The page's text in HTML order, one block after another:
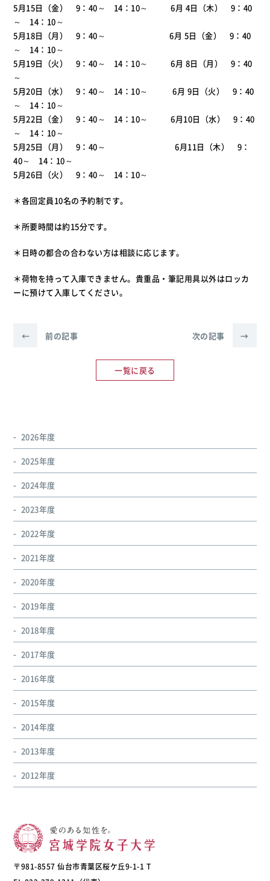
5月15日（金） 9：40～ 14：10～ 6月 4日（木） 9：40
～ 14：10～
5月18日（月） 9：40～ 6月 5日（金） 9：40
～ 14：10～
5月19日（火） 9：40～ 14：10～ 6月 8日（月） 9：40
～
5月20日（水） 9：40～ 14：10～ 6月 9日（火） 9：40
～ 14：10～
5月22日（金） 9：40～ 14：10～ 6月10日（水） 9：40
～ 14：10～
5月25日（月） 9：40～ 6月11日（木） 9：
40～ 14：10～
5月26日（火） 9：40～ 14：10～
＊各回定員10名の予約制です。
＊所要時間は約15分です。
＊日時の都合の合わない方は相談に応じます。
＊荷物を持って入庫できません。貴重品・筆記用具以外はロッカ
ーに預けて入庫してください。
← 前の記事
一覧に戻る
次の記事 →
2026年度
2025年度
2024年度
2023年度
2022年度
2021年度
2020年度
2019年度
2018年度
2017年度
2016年度
2015年度
2014年度
2013年度
2012年度
〒981-8557 仙台市青葉区桜ケ丘9-1-1 T